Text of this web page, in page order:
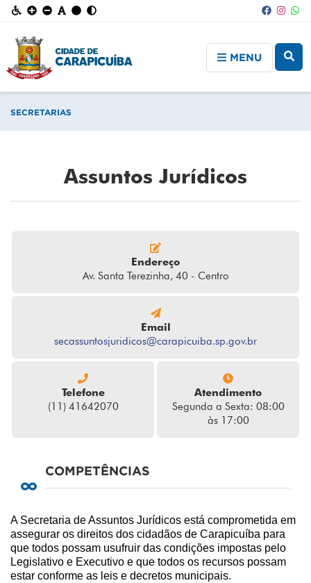
MENU
SECRETARIAS
Assuntos Jurídicos
Endereço
Av. Santa Terezinha, 40 - Centro
Email
secassuntosjuridicos@carapicuiba.sp.gov.br
Telefone
(11) 41642070
Atendimento
Segunda a Sexta: 08:00
às 17:00
COMPETÊNCIAS
A Secretaria de Assuntos Jurídicos está comprometida em
assegurar os direitos dos cidadãos de Carapicuíba para
que todos possam usufruir das condições impostas pelo
Legislativo e Executivo e que todos os recursos possam
estar conforme as leis e decretos municipais.